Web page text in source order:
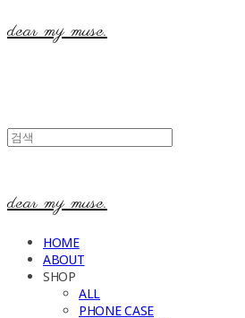
dear my muse.
dear my muse.
HOME
ABOUT
SHOP
ALL
PHONE CASE